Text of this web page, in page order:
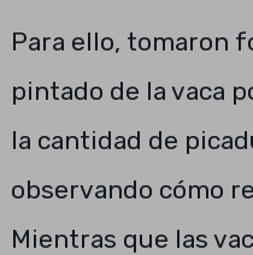
Para ello, tomaron
pintado de la vaca
la cantidad de
observando cómo
Mientras que las